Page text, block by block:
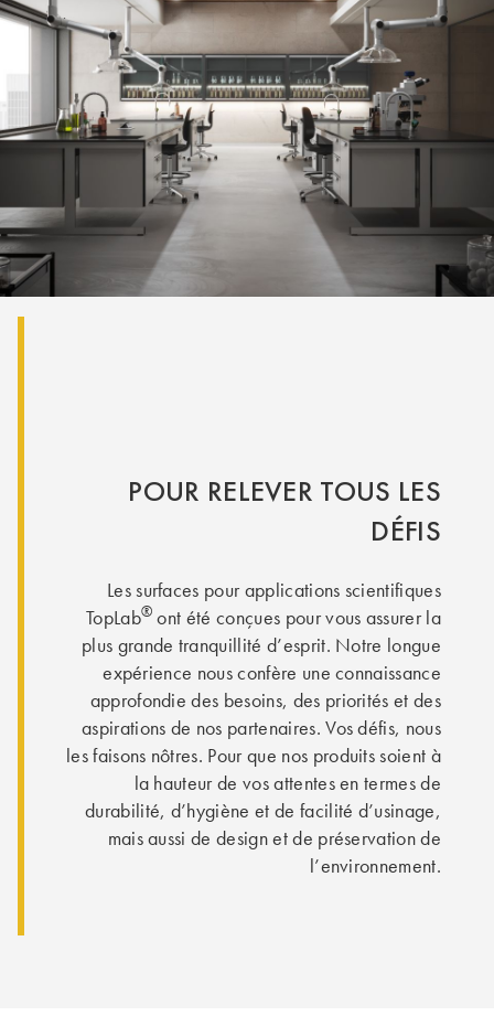
POUR RELEVER TOUS LES
DÉFIS
Les surfaces pour applications scientifiques
TopLab® ont été conçues pour vous assurer la
plus grande tranquillité d’esprit. Notre longue
expérience nous confère une connaissance
approfondie des besoins, des priorités et des
aspirations de nos partenaires. Vos défis, nous
les faisons nôtres. Pour que nos produits soient à
la hauteur de vos attentes en termes de
durabilité, d’hygiène et de facilité d’usinage,
mais aussi de design et de préservation de
l’environnement.